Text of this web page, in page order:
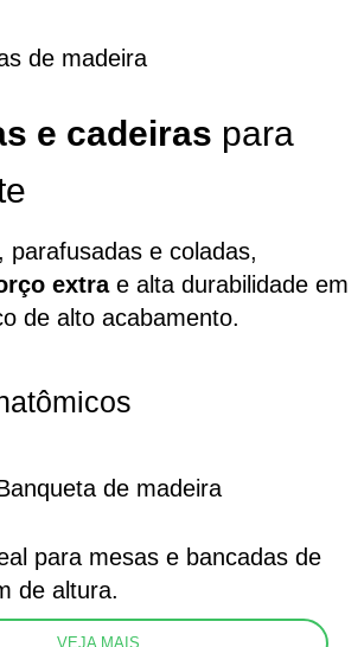
e cadeiras para
parafusadas e coladas,
extrae alta durabilidade em
de alto acabamento.
para mesas e bancadas de
de altura.
VEJA MAIS